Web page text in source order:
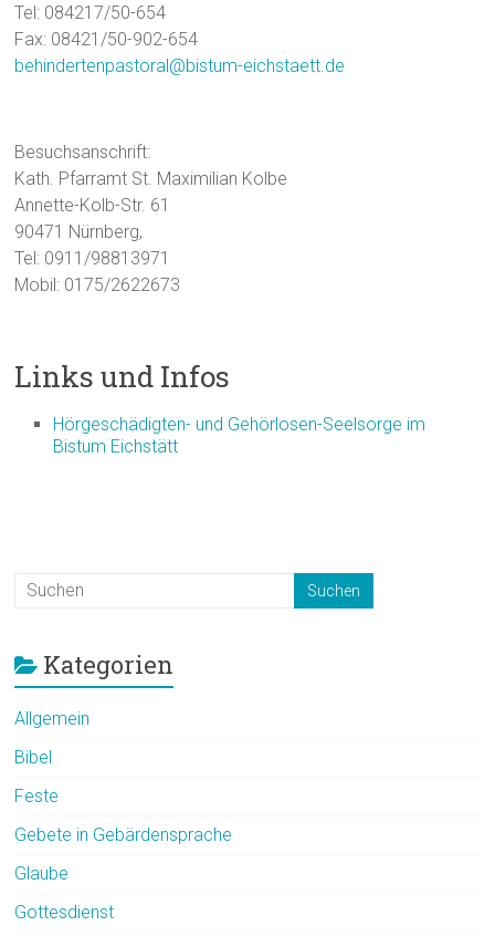
Tel: 084217/50-654
Fax: 08421/50-902-654
behindertenpastoral@bistum-eichstaett.de
Besuchsanschrift:
Kath. Pfarramt St. Maximilian Kolbe
Annette-Kolb-Str. 61
90471 Nürnberg,
Tel: 0911/98813971
Mobil: 0175/2622673
Links und Infos
Hörgeschädigten- und Gehörlosen-Seelsorge im
Bistum Eichstätt
Kategorien
Allgemein
Bibel
Feste
Gebete in Gebärdensprache
Glaube
Gottesdienst